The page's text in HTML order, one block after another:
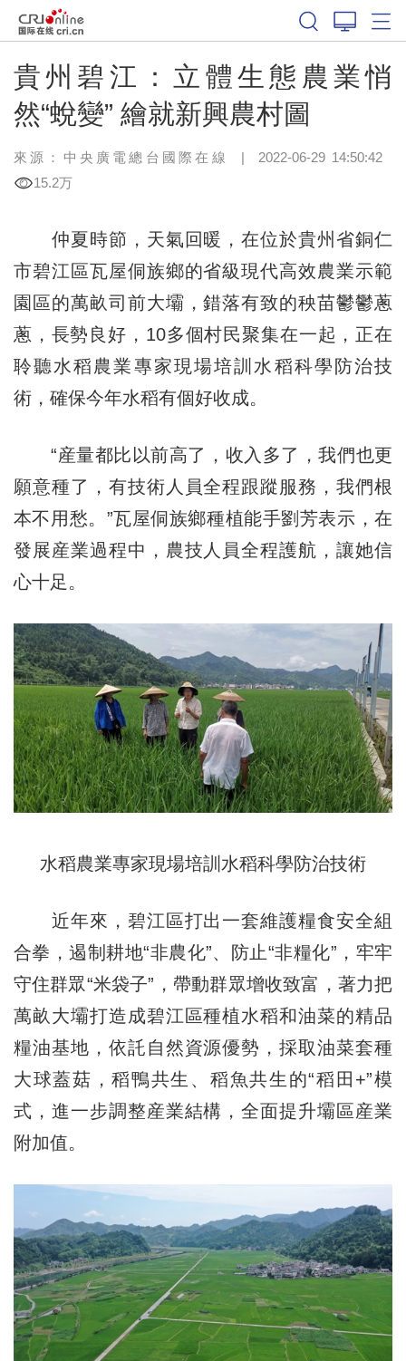
貴州碧江：立體生態農業悄
然“蛻變” 繪就新興農村圖
來源：中央廣電總台國際在線 | 2022-06-29 14:50:42
15.2万
仲夏時節，天氣回暖，在位於貴州省銅仁
市碧江區瓦屋侗族鄉的省級現代高效農業示範
園區的萬畝司前大壩，錯落有致的秧苗鬱鬱蔥
蔥，長勢良好，10多個村民聚集在一起，正在
聆聽水稻農業專家現場培訓水稻科學防治技
術，確保今年水稻有個好收成。
“産量都比以前高了，收入多了，我們也更
願意種了，有技術人員全程跟蹤服務，我們根
本不用愁。”瓦屋侗族鄉種植能手劉芳表示，在
發展産業過程中，農技人員全程護航，讓她信
心十足。
水稻農業專家現場培訓水稻科學防治技術
近年來，碧江區打出一套維護糧食安全組
合拳，遏制耕地“非農化”、防止“非糧化”，牢牢
守住群眾“米袋子”，帶動群眾增收致富，著力把
萬畝大壩打造成碧江區種植水稻和油菜的精品
糧油基地，依託自然資源優勢，採取油菜套種
大球蓋菇，稻鴨共生、稻魚共生的“稻田+”模
式，進一步調整産業結構，全面提升壩區産業
附加值。